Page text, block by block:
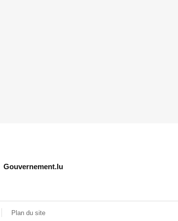
Gouvernement.lu
Plan du site